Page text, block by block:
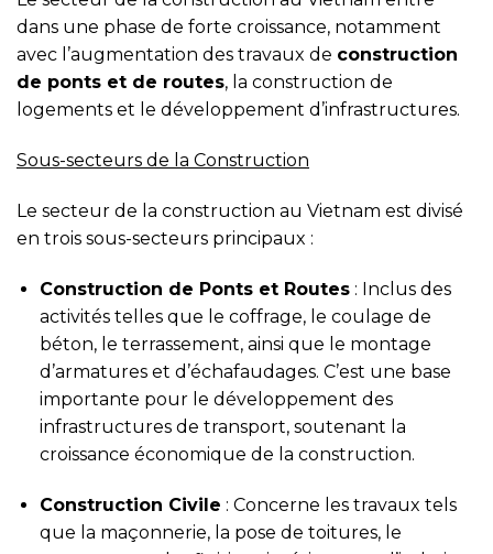
dans une phase de forte croissance, notamment
avec l’augmentation des travaux de construction
de ponts et de routes, la construction de
logements et le développement d’infrastructures.
Sous-secteurs de la Construction
Le secteur de la construction au Vietnam est divisé
en trois sous-secteurs principaux :
Construction de Ponts et Routes: Inclus des
activités telles que le coffrage, le coulage de
béton, le terrassement, ainsi que le montage
d’armatures et d’échafaudages. C’est une base
importante pour le développement des
infrastructures de transport, soutenant la
croissance économique de la construction.
Construction Civile : Concerne les travaux tels
que la maçonnerie, la pose de toitures, le